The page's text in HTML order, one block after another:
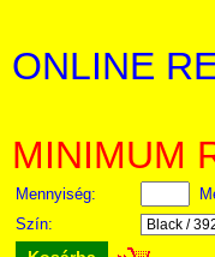
ONLINE
MINIMUM
Mennyiség:
Szín: